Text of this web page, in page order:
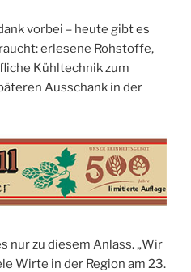
vorbei – heute gibt es
erlesene Rohstoffe,
Kühltechnik zum
Ausschank in der
nur zu diesem Anlass. „Wir
Wirte in der Region am 23.